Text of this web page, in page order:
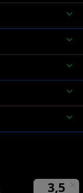




